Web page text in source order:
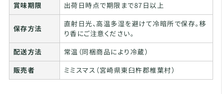
賞味期限
出荷日時点で期限まで87日以上
保存方法
直射日光、高温多湿を避けて冷暗所で保存。移
り香にご注意ください。
配送方法
常温（同梱商品により冷蔵）
販売者
ミミスマス（宮崎県東臼杵郡椎葉村）